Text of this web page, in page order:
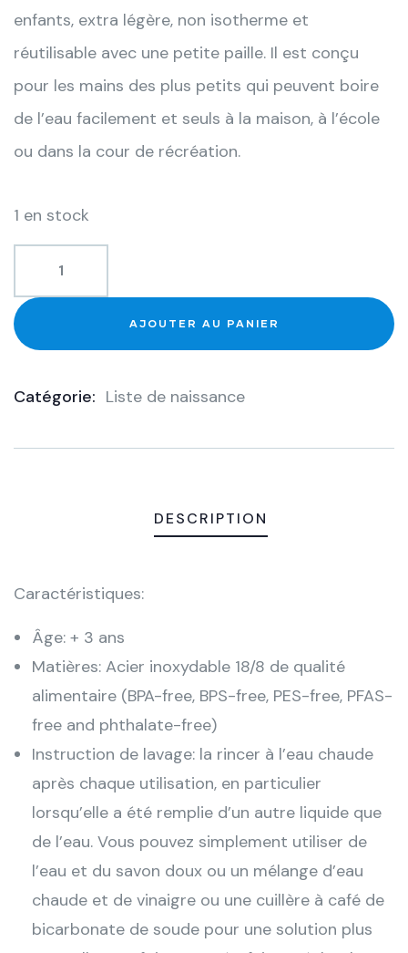
enfants, extra légère, non isotherme et
réutilisable avec une petite paille. Il est conçu
pour les mains des plus petits qui peuvent boire
de l’eau facilement et seuls à la maison, à l’école
ou dans la cour de récréation.
1 en stock
AJOUTER AU PANIER
Catégorie: Liste de naissance
DESCRIPTION
Caractéristiques:
Âge: + 3 ans
Matières: Acier inoxydable 18/8 de qualité
alimentaire (BPA-free, BPS-free, PES-free, PFAS-
free and phthalate-free)
Instruction de lavage: la rincer à l’eau chaude
après chaque utilisation, en particulier
lorsqu’elle a été remplie d’un autre liquide que
de l’eau. Vous pouvez simplement utiliser de
l’eau et du savon doux ou un mélange d’eau
chaude et de vinaigre ou une cuillère à café de
bicarbonate de soude pour une solution plus